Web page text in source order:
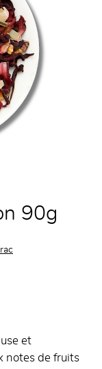
90g
et
notes de fruits